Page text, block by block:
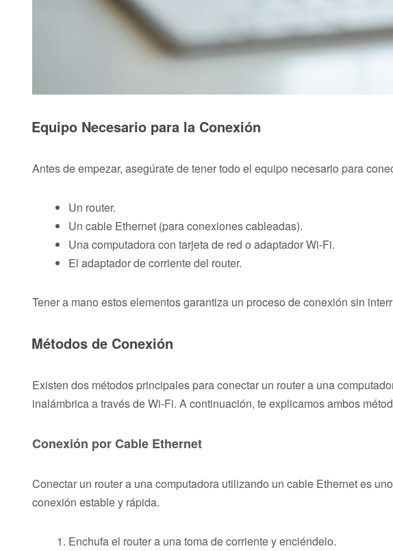
Equipo Necesario para la Conexión
Antes de empezar, asegúrate de tener todo el equipo necesario para
Un router.
Un cable Ethernet (para conexiones cableadas).
Una computadora con tarjeta de red o adaptador Wi-Fi.
El adaptador de corriente del router.
Tener a mano estos elementos garantiza un proceso de conexión sin
Métodos de Conexión
Existen dos métodos principales para conectar un router a una
inalámbrica a través de Wi-Fi. A continuación, te explicamos ambos
Conexión por Cable Ethernet
Conectar un router a una computadora utilizando un cable Ethernet es
conexión estable y rápida.
Enchufa el router a una toma de corriente y enciéndelo.